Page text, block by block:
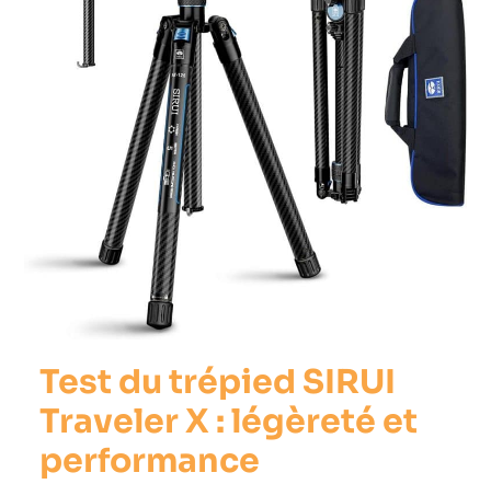
Test du trépied SIRUI
Traveler X : légèreté et
performance
légèreté
performance